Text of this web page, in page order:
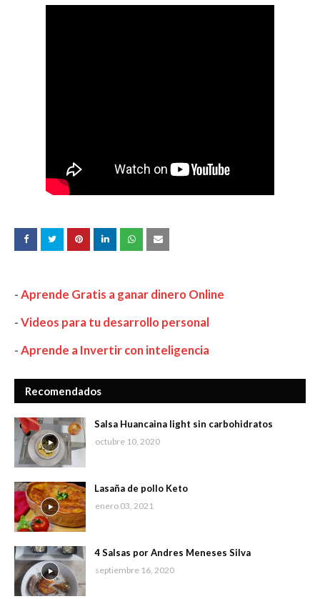
-Aprende Gratis a ganar dinero Online
-Videos para tu desarrollo personal
-Aprende a Invertir con inteligencia
Recomendados
Salsa Huancaina light sin carbohidratos
octubre 10, 2020
Lasaña de pollo Keto
enero 03, 2021
4 Salsas por Andres Meneses Silva
septiembre 16, 2020